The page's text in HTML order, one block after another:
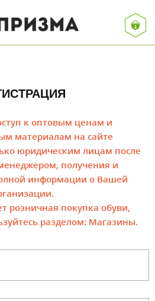
к оптовым ценам и
материалам на сайте
юридическим лицам после
получения и
информации о Вашей
розничная покупка обуви,
разделом: Магазины.